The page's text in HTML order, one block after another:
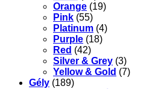
Orange (19)
Pink (55)
Platinum (4)
Purple (18)
Red (42)
Silver & Grey (3)
Yellow & Gold (7)
Gély (189)